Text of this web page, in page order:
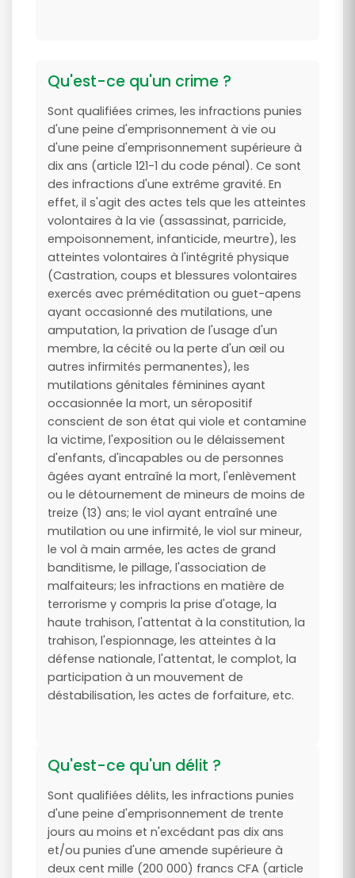
Qu'est-ce qu'un crime ?
Sont qualifiées crimes, les infractions punies
d'une peine d'emprisonnement à vie ou
d'une peine d'emprisonnement supérieure à
dix ans (article 121-1 du code pénal). Ce sont
des infractions d'une extrême gravité. En
effet, il s'agit des actes tels que les atteintes
volontaires à la vie (assassinat, parricide,
empoisonnement, infanticide, meurtre), les
atteintes volontaires à l'intégrité physique
(Castration, coups et blessures volontaires
exercés avec préméditation ou guet-apens
ayant occasionné des mutilations, une
amputation, la privation de l'usage d'un
membre, la cécité ou la perte d'un œil ou
autres infirmités permanentes), les
mutilations génitales féminines ayant
occasionnée la mort, un séropositif
conscient de son état qui viole et contamine
la victime, l'exposition ou le délaissement
d'enfants, d'incapables ou de personnes
âgées ayant entraîné la mort, l'enlèvement
ou le détournement de mineurs de moins de
treize (13) ans; le viol ayant entraîné une
mutilation ou une infirmité, le viol sur mineur,
le vol à main armée, les actes de grand
banditisme, le pillage, l'association de
malfaiteurs; les infractions en matière de
terrorisme y compris la prise d'otage, la
haute trahison, l'attentat à la constitution, la
trahison, l'espionnage, les atteintes à la
défense nationale, l'attentat, le complot, la
participation à un mouvement de
déstabilisation, les actes de forfaiture, etc.
Qu'est-ce qu'un délit ?
Sont qualifiées délits, les infractions punies
d'une peine d'emprisonnement de trente
jours au moins et n'excédant pas dix ans
et/ou punies d'une amende supérieure à
deux cent mille (200 000) francs CFA (article